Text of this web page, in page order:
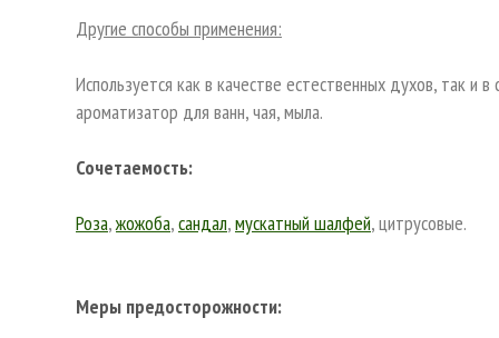
Другие способы применения:
Используется как в качестве естественных духов, так и
ароматизатор для ванн, чая, мыла.
Сочетаемость:
Роза,жожоба,сандал,мускатный шалфей, цитрусовые.
Меры предосторожности: